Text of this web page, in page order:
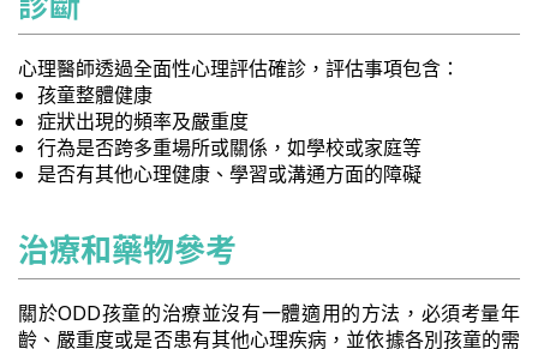
心理醫師透過全面性心理評估確診，評估事項包含：
孩童整體健康
症狀出現的頻率及嚴重度
行為是否跨多重場所或關係，如學校或家庭等
是否有其他心理健康、學習或溝通方面的障礙
治療和藥物參考
關於ODD孩童的治療並沒有一體適用的方法，必須考量年
齡、嚴重度或是否患有其他心理疾病，並依據各別孩童的需